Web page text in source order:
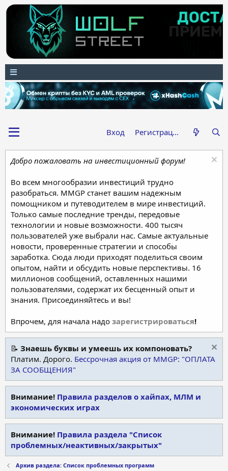
Вход Регистрация
Добро пожаловать на инвестиционный форум!
Во всем многообразии инвестиций трудно
разобраться. MMGP станет вашим надежным
помощником и путеводителем в мире инвестиций.
Только самые последние тренды, передовые
технологии и новые возможности. 400 тысяч
пользователей уже выбрали нас. Самые актуальные
новости, проверенные стратегии и способы
заработка. Сюда люди приходят поделиться своим
опытом, найти и обсудить новые перспективы. 16
миллионов сообщений, оставленных нашими
пользователями, содержат их бесценный опыт и
знания. Присоединяйтесь и вы!
Впрочем, для начала надо зарегистрироваться!
📝 Знаешь буквы и умеешь их компоновать?
Платим. Дорого. Бессрочная акция от MMGP: "ОПЛАТА
ЗА СООБЩЕНИЯ"
Внимание! Правила разделов о хайпах, МЛМ и
экономических играх
Внимание! Правила раздела "Список
проблемных/неактивных/закрытых"
Архив раздела: Список проблемных программ